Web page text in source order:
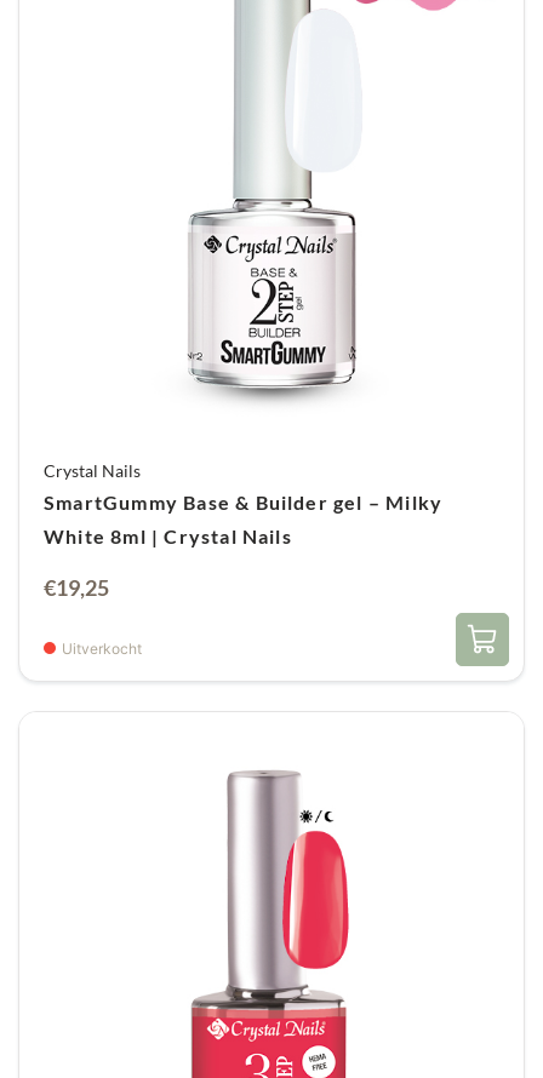
bestand is tegen mogelijke mechanische
invloeden dan zijn tegenhangers. Zijn hechting is
uitstekend, het staat bovenaan de
blijft het oppervlak plakkerig, dus aflakken met
een topgel is noodzakelijk. We adviseren hierbij
Crystal Nails
SmartGummy Base & Builder gel – Milky
White 8ml | Crystal Nails
€19,25
Uitverkocht